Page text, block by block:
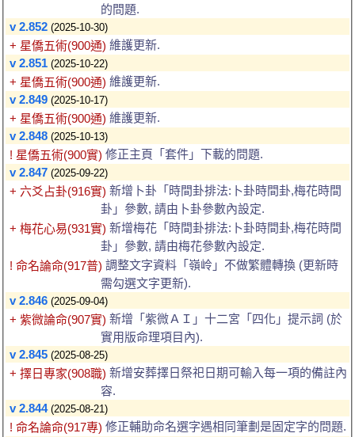
的問題.
v 2.852 (2025-10-30)
+ 星僑五術(900通) 維護更新.
v 2.851 (2025-10-22)
+ 星僑五術(900通) 維護更新.
v 2.849 (2025-10-17)
+ 星僑五術(900通) 維護更新.
v 2.848 (2025-10-13)
! 星僑五術(900實) 修正主頁「套件」下載的問題.
v 2.847 (2025-09-22)
+ 六爻占卦(916實) 新增卜卦「時間卦排法:卜卦時間卦,梅花時間
卦」參數, 請由卜卦參數內設定.
+ 梅花心易(931實) 新增梅花「時間卦排法:卜卦時間卦,梅花時間
卦」參數, 請由梅花參數內設定.
! 命名論命(917普) 調整文字資料「嶺岭」不做繁體轉換 (更新時
需勾選文字更新).
v 2.846 (2025-09-04)
+ 紫微論命(907實) 新增「紫微ＡＩ」十二宮「四化」提示詞 (於
實用版命理項目內).
v 2.845 (2025-08-25)
+ 擇日專家(908職) 新增安葬擇日祭祀日期可輸入每一項的備註內
容.
v 2.844 (2025-08-21)
! 命名論命(917專) 修正輔助命名選字遇相同筆劃是固定字的問題.